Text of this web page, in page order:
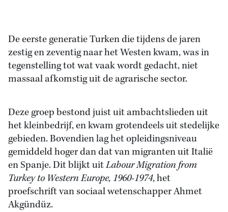
De eerste generatie Turken die tijdens de jaren
zestig en zeventig naar het Westen kwam, was in
tegenstelling tot wat vaak wordt gedacht, niet
massaal afkomstig uit de agrarische sector.
Deze groep bestond juist uit ambachtslieden uit
het kleinbedrijf, en kwam grotendeels uit stedelijke
gebieden. Bovendien lag het opleidingsniveau
gemiddeld hoger dan dat van migranten uit Italië
en Spanje. Dit blijkt uitLabour Migration from
Turkey to Western Europe, 1960-1974, het
proefschrift van sociaal wetenschapper Ahmet
Akgündüz.